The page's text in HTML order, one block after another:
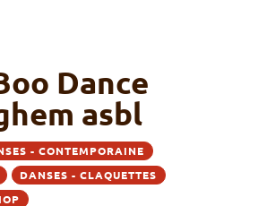
Dance
asbl
- CONTEMPORAINE
DANSES - CLAQUETTES